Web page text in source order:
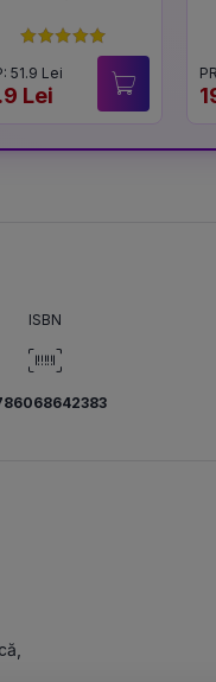
51.9 Lei
Lei
ISBN